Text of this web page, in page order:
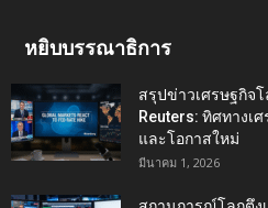
หยิบบรรณาธิการ
สรุปข่าวเศรษฐกิจ
Reuters: ทิศทางเ
และโอกาสใหม่
มีนาคม 1, 2026